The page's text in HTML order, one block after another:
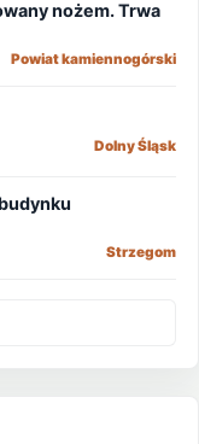
nożem. Trwa
Powiat kamiennogórski
Dolny Śląsk
Strzegom